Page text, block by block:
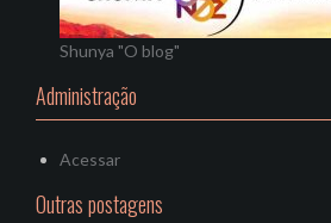
Shunya "O blog"
Administração
Acessar
Outras postagens